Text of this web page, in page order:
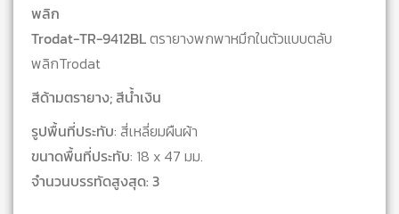
พลิก
Trodat-TR-9412BLตรายางพกพาหมึกในตัวแบบตลับ
พลิกTrodat
สีด้ามตรายาง; สีน้ำเงิน
รูปพื้นที่ประทับ: สี่เหลี่ยมผืนผ้า
ขนาดพื้นที่ประทับ: 18 x 47 มม.
จำนวนบรรทัดสูงสุด: 3